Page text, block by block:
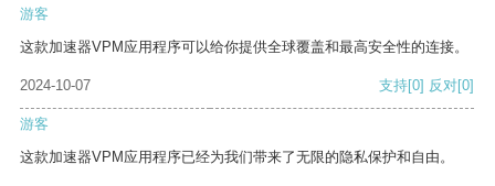
游客
这款加速器VPM应用程序可以给你提供全球覆盖和最高安全性的连接。
2024-10-07 支持[0] 反对[0]
游客
这款加速器VPM应用程序已经为我们带来了无限的隐私保护和自由。